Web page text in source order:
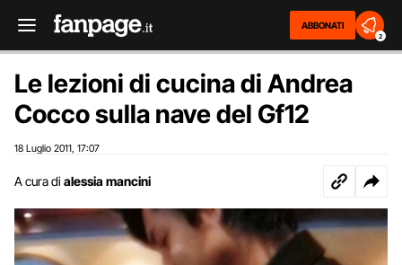
ABBONATI
2
Le lezioni di cucina di Andrea
Cocco sulla nave del Gf12
18 Luglio 2011 17:07
A cura di alessia mancini